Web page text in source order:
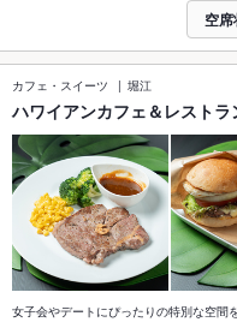
空
カフェ・スイーツ 堀江
ハワイアンカフェ＆レスト
女子会やデートにぴったりの特別な空間